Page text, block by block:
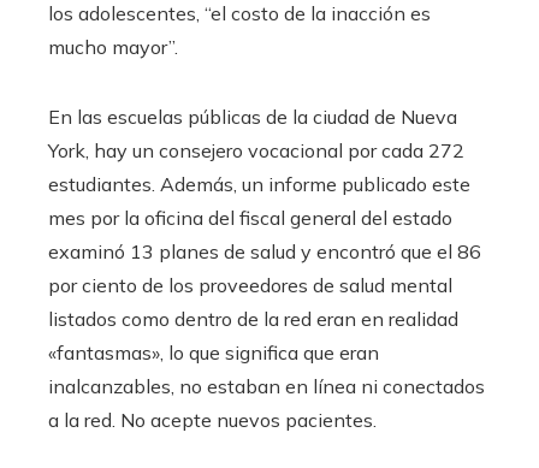
los adolescentes, “el costo de la inacción es
mucho mayor”.
En las escuelas públicas de la ciudad de Nueva
York, hay un consejero vocacional por cada 272
estudiantes. Además, un informe publicado este
mes por la oficina del fiscal general del estado
examinó 13 planes de salud y encontró que el 86
por ciento de los proveedores de salud mental
listados como dentro de la red eran en realidad
«fantasmas», lo que significa que eran
inalcanzables, no estaban en línea ni conectados
a la red. No acepte nuevos pacientes.